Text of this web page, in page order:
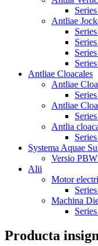
Antliae
Antliae Cloacales
Antliae
Antliae
Antlia
Systema Aquae
Versio
Alii
Motor
Machina
Producta